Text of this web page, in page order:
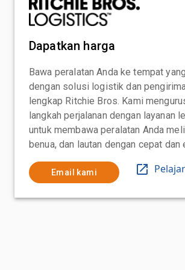
Dapatkan harga
Bawa peralatan Anda ke tempat
dengan solusi logistik dan
lengkap Ritchie Bros. Kami
langkah perjalanan dengan layanan
untuk membawa peralatan Anda
benua, dan lautan dengan cepat dan
Email kami